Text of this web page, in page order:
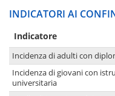
INDICATORI AI
Indicatore
Incidenza di adulti con
Incidenza di giovani con
universitaria